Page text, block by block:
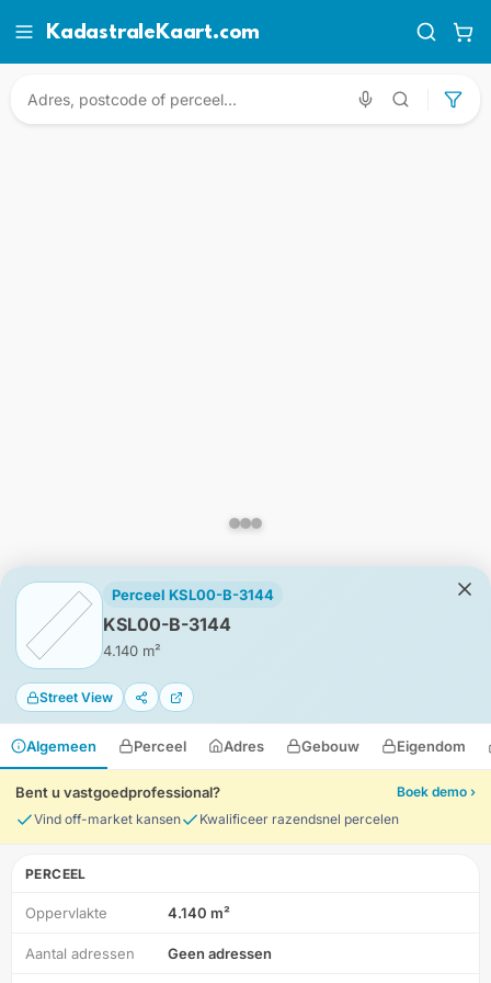
KadastraleKaart.com
Perceel KSL00-B-3144
KSL00-B-3144
4.140 m²
Street View
Algemeen Perceel Adres Gebouw Eigendom
Bent u vastgoedprofessional?
Boek demo ›
Vind off-market kansen
Kwalificeer razendsnel percelen
PERCEEL
Oppervlakte 4.140 m²
Aantal adressen Geen adressen